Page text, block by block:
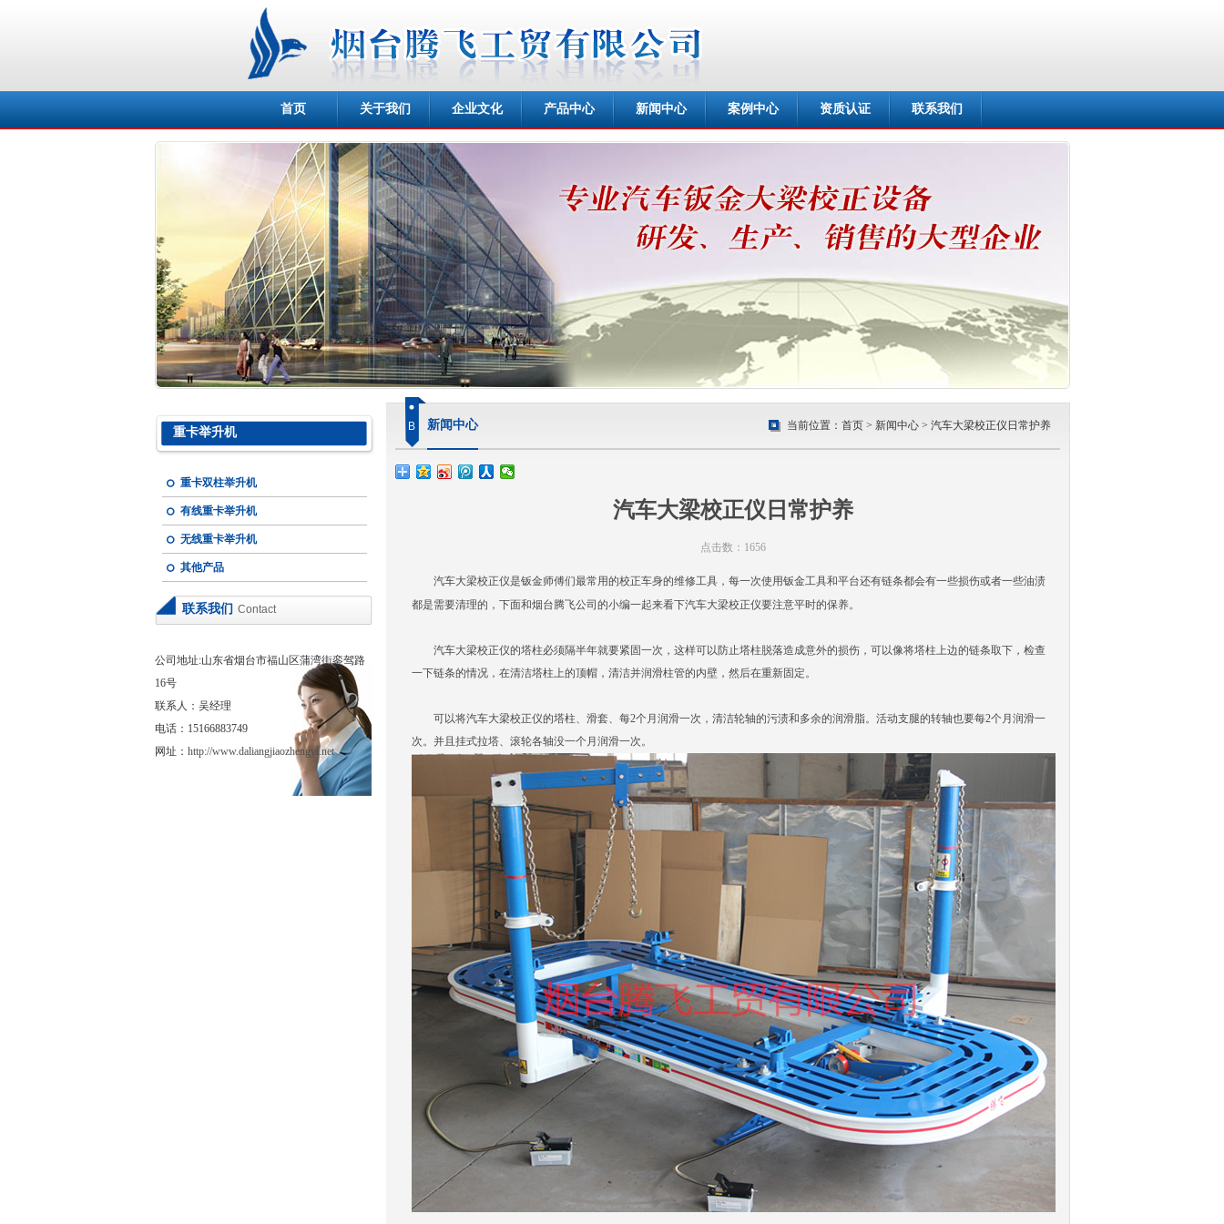
首页 关于我们 企业文化 产品中心 新闻中心 案例中心 资质认证 联系我们
重卡举升机
重卡双柱举升机
有线重卡举升机
无线重卡举升机
其他产品
联系我们 Contact
公司地址:山东省烟台市福山区蒲湾街銮驾路
16号
联系人：吴经理
电话：15166883749
网址： http://www.daliangjiaozhengyi.net
B 新闻中心 当前位置： 首页> 新闻中心> 汽车大梁校正仪日常护养
汽车大梁校正仪日常护养
点击数：1656
汽车大梁校正仪是钣金师傅们最常用的校正车身的维修工具，每一次使用钣金工具和平台还有链条都会有一些损伤或者一些油渍
都是需要清理的，下面和烟台腾飞公司的小编一起来看下汽车大梁校正仪要注意平时的保养。
汽车大梁校正仪的塔柱必须隔半年就要紧固一次，这样可以防止塔柱脱落造成意外的损伤，可以像将塔柱上边的链条取下，检查
一下链条的情况，在清洁塔柱上的顶帽，清洁并润滑柱管的内壁，然后在重新固定。
可以将汽车大梁校正仪的塔柱、滑套、每2个月润滑一次，清洁轮轴的污渍和多余的润滑脂。活动支腿的转轴也要每2个月润滑一
次。并且挂式拉塔、滚轮各轴没一个月润滑一次。